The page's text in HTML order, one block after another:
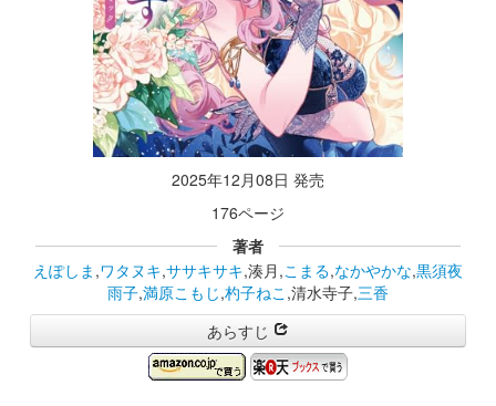
2025年12月08日 発売
176ページ
著者
えぽしま ,ワタヌキ,ササキサキ,湊月,こまる,なかやかな,黒須夜
雨子,満原こもじ,杓子ねこ ,清水寺子,三香
あらすじ